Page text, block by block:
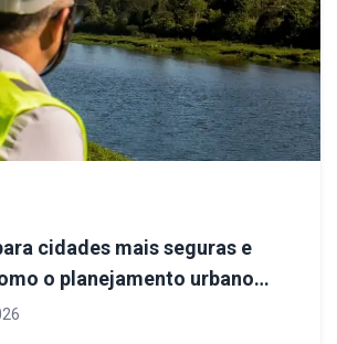
cidades mais seguras e
o planejamento urbano
da infraestrutura